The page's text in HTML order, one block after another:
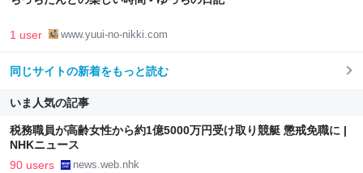
1 user www.yuui-no-nikki.com
同じサイトの新着をもっと読む
いま人気の記事
税務職員が高齢女性から約1億5000万円受け取り競艇 懲戒免職に |
NHKニュース
90 users news.web.nhk